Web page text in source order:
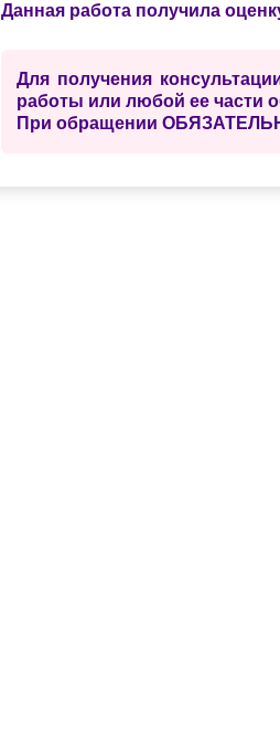
Данная работа получила
Для получения
работы или любой ее части
При обращении